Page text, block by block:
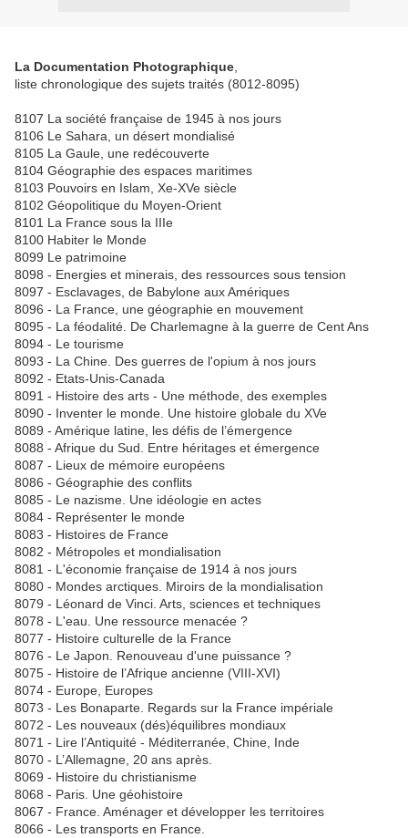
La Documentation Photographique
liste chronologique des sujets traités (8012-8095)
8107 La société française de 1945 à nos jours
8106 Le Sahara, un désert mondialisé
8105 La Gaule, une redécouverte
8104 Géographie des espaces maritimes
8103 Pouvoirs en Islam, Xe-XVe siècle
8102 Géopolitique du Moyen-Orient
8101 La France sous la IIIe
8100 Habiter le Monde
8099 Le patrimoine
8098 - Energies et minerais, des ressources sous tension
8097 - Esclavages, de Babylone aux Amériques
8096 - La France, une géographie en mouvement
8095 - La féodalité. De Charlemagne à la guerre de Cent Ans
8094 - Le tourisme
8093 - La Chine. Des guerres de l'opium à nos jours
8092 - Etats-Unis-Canada
8091 - Histoire des arts - Une méthode, des exemples
8090 - Inventer le monde. Une histoire globale du XVe
8089 - Amérique latine, les défis de l’émergence
8088 - Afrique du Sud. Entre héritages et émergence
8087 - Lieux de mémoire européens
8086 - Géographie des conflits
8085 - Le nazisme. Une idéologie en actes
8084 - Représenter le monde
8083 - Histoires de France
8082 - Métropoles et mondialisation
8081 - L'économie française de 1914 à nos jours
8080 - Mondes arctiques. Miroirs de la mondialisation
8079 - Léonard de Vinci. Arts, sciences et techniques
8078 - L'eau. Une ressource menacée ?
8077 - Histoire culturelle de la France
8076 - Le Japon. Renouveau d'une puissance ?
8075 - Histoire de l’Afrique ancienne (VIII-XVI)
8074 - Europe, Europes
8073 - Les Bonaparte. Regards sur la France impériale
8072 - Les nouveaux (dés)équilibres mondiaux
8071 - Lire l’Antiquité - Méditerranée, Chine, Inde
8070 - L’Allemagne, 20 ans après.
8069 - Histoire du christianisme
8068 - Paris. Une géohistoire
8067 - France. Aménager et développer les territoires
8066 - Les transports en France.